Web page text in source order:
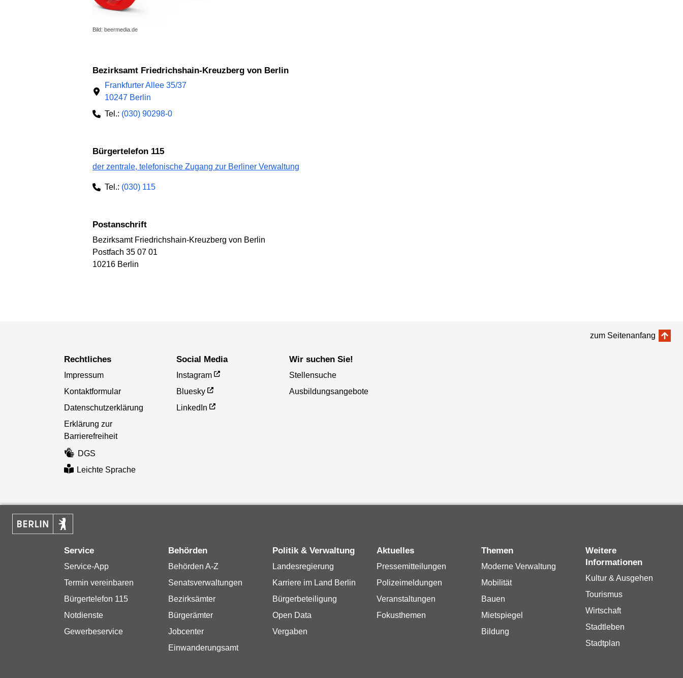
Bild: beermedia.de
Bezirksamt Friedrichshain-Kreuzberg von Berlin
Frankfurter Allee 35/37
10247 Berlin
Tel.: (030) 90298-0
Bürgertelefon 115
der zentrale, telefonische Zugang zur Berliner Verwaltung
Tel.: (030) 115
Postanschrift
Bezirksamt Friedrichshain-Kreuzberg von Berlin
Postfach 35 07 01
10216 Berlin
zum Seitenanfang
Rechtliches
Impressum
Kontaktformular
Datenschutzerklärung
Erklärung zur
Barrierefreiheit
DGS
Leichte Sprache
Social Media
Instagram
Bluesky
LinkedIn
Wir suchen Sie!
Stellensuche
Ausbildungsangebote
Service
Service-App
Termin vereinbaren
Bürgertelefon 115
Notdienste
Gewerbeservice
Behörden
Behörden A-Z
Senatsverwaltungen
Bezirksämter
Bürgerämter
Jobcenter
Einwanderungsamt
Politik & Verwaltung
Landesregierung
Karriere im Land Berlin
Bürgerbeteiligung
Open Data
Vergaben
Aktuelles
Pressemitteilungen
Polizeimeldungen
Veranstaltungen
Fokusthemen
Themen
Moderne Verwaltung
Mobilität
Bauen
Mietspiegel
Bildung
Weitere
Informationen
Kultur & Ausgehen
Tourismus
Wirtschaft
Stadtleben
Stadtplan